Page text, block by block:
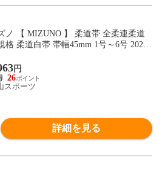
ノ 【 MIZUNO 】 柔道帯 全柔連柔道
格 柔道白帯 帯幅45mm 1号～6号 2026
続モデル 【 22JV9A17 帯 白 柔道 部活
習 大会 刺繍加工不可 】【翌日配達対
[自社]
円
26
スポーツ
詳細を見る